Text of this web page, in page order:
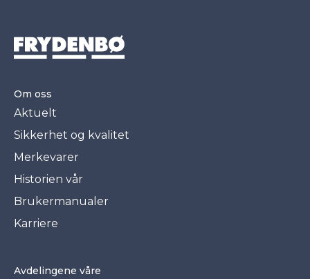
Om oss
Aktuelt
Sikkerhet og kvalitet
Merkevarer
Historien vår
Brukermanualer
Karriere
Avdelingene våre